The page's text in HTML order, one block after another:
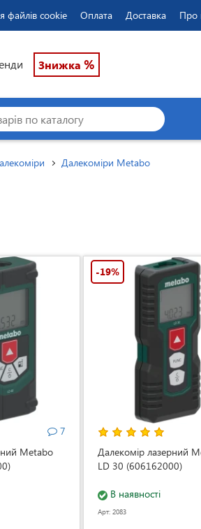
файлів cookie Оплата Доставка Про
Знижка %
Далекоміри Metabo
7
Metabo
-19%
Далекомір лазерний
LD 30 (606162000)
В наявності
Арт: 2083